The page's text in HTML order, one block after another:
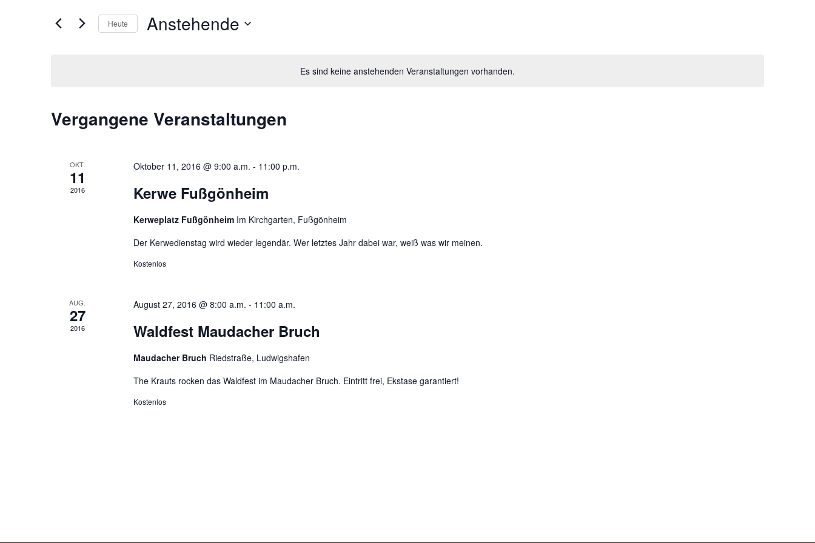
Es sind keine anstehenden Veranstaltungen vorhanden.
und
Ansichten,
nach
Heute Anstehende
Vergangene Veranstaltungen
OKT.
11
2016
Oktober 11, 2016 @ 9:00 a.m. - 11:00 p.m.
Kerwe Fußgönheim
Kerweplatz Fußgönheim Im Kirchgarten, Fußgönheim
Der Kerwedienstag wird wieder legendär. Wer letztes Jahr dabei war, weiß was wir meinen.
Kostenlos
AUG.
27
2016
August 27, 2016 @ 8:00 a.m. - 11:00 a.m.
Waldfest Maudacher Bruch
Maudacher Bruch Riedstraße, Ludwigshafen
The Krauts rocken das Waldfest im Maudacher Bruch. Eintritt frei, Ekstase garantiert!
Kostenlos